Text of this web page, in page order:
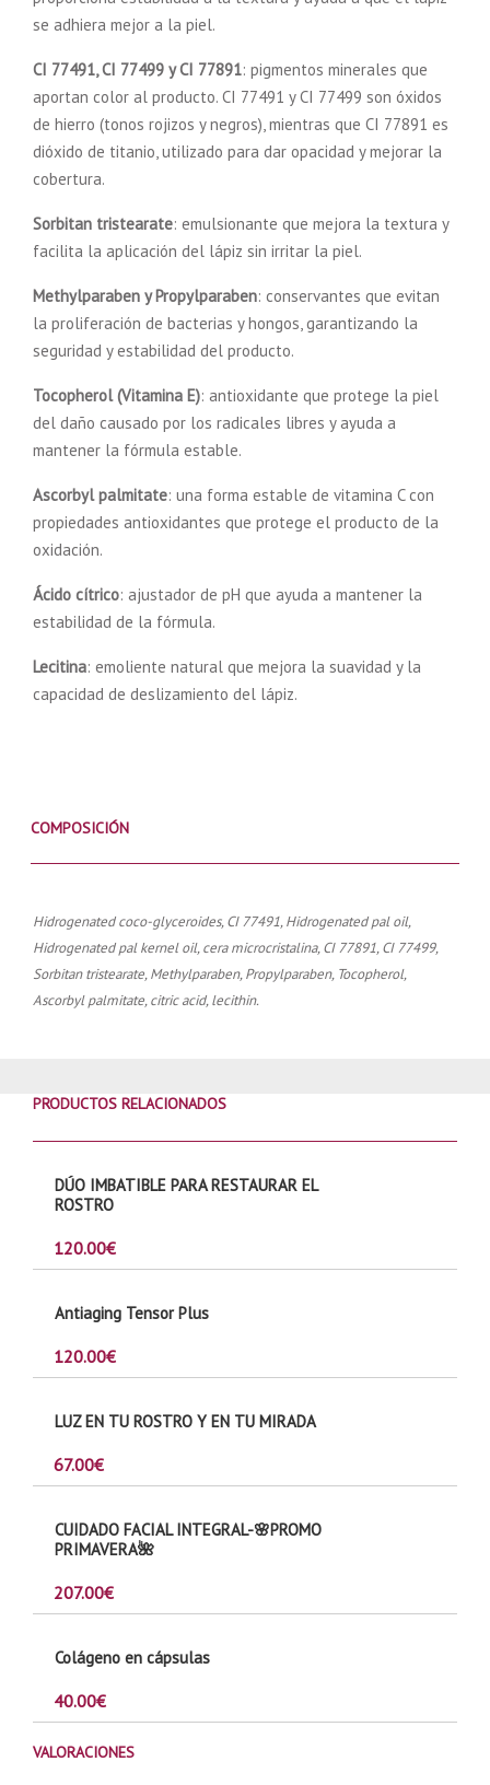
se adhiera mejor a la piel.
CI 77491, CI 77499 y CI 77891: pigmentos minerales que
aportan color al producto. CI 77491 y CI 77499 son óxidos
de hierro (tonos rojizos y negros), mientras que CI 77891 es
dióxido de titanio, utilizado para dar opacidad y mejorar la
cobertura.
Sorbitan tristearate: emulsionante que mejora la textura y
facilita la aplicación del lápiz sin irritar la piel.
Methylparaben y Propylparaben: conservantes que evitan
la proliferación de bacterias y hongos, garantizando la
seguridad y estabilidad del producto.
Tocopherol (Vitamina E): antioxidante que protege la piel
del daño causado por los radicales libres y ayuda a
mantener la fórmula estable.
Ascorbyl palmitate: una forma estable de vitamina C con
propiedades antioxidantes que protege el producto de la
oxidación.
Ácido cítrico: ajustador de pH que ayuda a mantener la
estabilidad de la fórmula.
Lecitina: emoliente natural que mejora la suavidad y la
capacidad de deslizamiento del lápiz.
COMPOSICIÓN
Hidrogenated coco-glyceroides, CI 77491, Hidrogenated pal oil,
Hidrogenated pal kernel oil, cera microcristalina, CI 77891, CI 77499,
Sorbitan tristearate, Methylparaben, Propylparaben, Tocopherol,
Ascorbyl palmitate, citric acid, lecithin.
PRODUCTOS RELACIONADOS
DÚO IMBATIBLE PARA RESTAURAR EL
ROSTRO
120.00€
Antiaging Tensor Plus
120.00€
LUZ EN TU ROSTRO Y EN TU MIRADA
67.00€
CUIDADO FACIAL INTEGRAL-🌸PROMO
PRIMAVERA🌺
207.00€
Colágeno en cápsulas
40.00€
VALORACIONES